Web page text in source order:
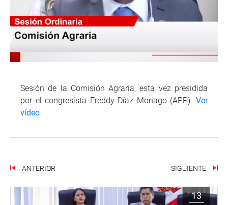
Sesión de la Comisión Agraria, esta vez presidida
por el congresista Freddy Díaz Monago (APP). Ver
vídeo
ANTERIOR SIGUIENTE
13